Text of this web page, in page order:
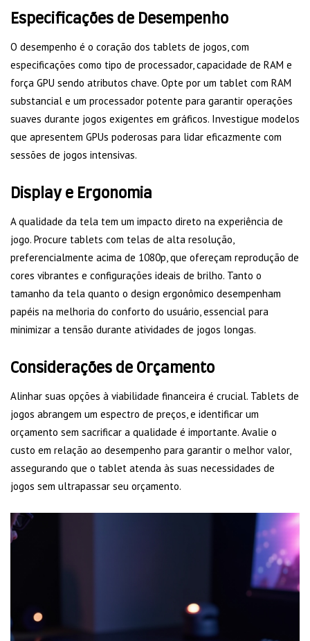
Especificações de Desempenho
O desempenho é o coração dos tablets de jogos, com
especificações como tipo de processador, capacidade de RAM e
força GPU sendo atributos chave. Opte por um tablet com RAM
substancial e um processador potente para garantir operações
suaves durante jogos exigentes em gráficos. Investigue modelos
que apresentem GPUs poderosas para lidar eficazmente com
sessões de jogos intensivas.
Display e Ergonomia
A qualidade da tela tem um impacto direto na experiência de
jogo. Procure tablets com telas de alta resolução,
preferencialmente acima de 1080p, que ofereçam reprodução de
cores vibrantes e configurações ideais de brilho. Tanto o
tamanho da tela quanto o design ergonômico desempenham
papéis na melhoria do conforto do usuário, essencial para
minimizar a tensão durante atividades de jogos longas.
Considerações de Orçamento
Alinhar suas opções à viabilidade financeira é crucial. Tablets de
jogos abrangem um espectro de preços, e identificar um
orçamento sem sacrificar a qualidade é importante. Avalie o
custo em relação ao desempenho para garantir o melhor valor,
assegurando que o tablet atenda às suas necessidades de
jogos sem ultrapassar seu orçamento.